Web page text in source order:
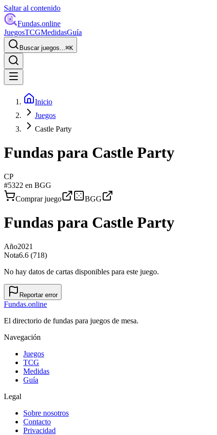
Saltar al contenido
Fundas.online
JuegosTCGMedidasGuía
Buscar juegos...⌘K
Inicio
Juegos
Castle Party
Fundas para Castle Party
CP
#5322 en BGG
Comprar juego
BGG
Fundas para Castle Party
Año2021
Nota6.6 (718)
No hay datos de cartas disponibles para este juego.
Reportar error
Fundas.online
El directorio de fundas para juegos de mesa.
Navegación
Juegos
TCG
Medidas
Guía
Legal
Sobre nosotros
Contacto
Privacidad